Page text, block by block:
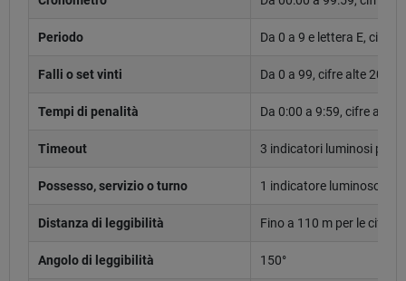
Periodo Da 0 a 9 e lettera E, cifra
Falli o set vinti Da 0 a 99, cifre alte 20 cm
Tempi di penalità Da 0:00 a 9:59, cifre alte
Timeout 3 indicatori luminosi per
Possesso, servizio o turno 1 indicatore luminoso
Distanza di leggibilità Fino a 110 m per le cifre
Angolo di leggibilità 150°